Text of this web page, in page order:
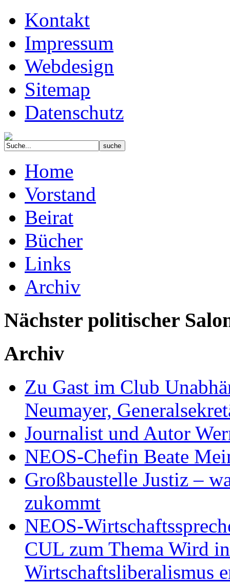
Kontakt
Impressum
Webdesign
Sitemap
Datenschutz
Home
Vorstand
Beirat
Bücher
Links
Archiv
Nächster politischer
Archiv
Zu Gast im Club
Neumayer,
Journalist und Autor
NEOS-Chefin Beate
Großbaustelle Justiz –
zukommt
NEOS-
CUL zum Thema Wird
Wirtschaftsliberalismus